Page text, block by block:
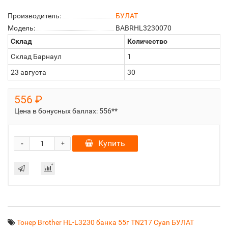
Производитель:
БУЛАТ
Модель:
BABRHL3230070
Склад
Количество
Склад Барнаул
1
23 августа
30
556 ₽
Цена в бонусных баллах: 556**
+
- Купить
Тонер Brother HL-L3230 банка 55г TN217 Cyan БУЛАТ